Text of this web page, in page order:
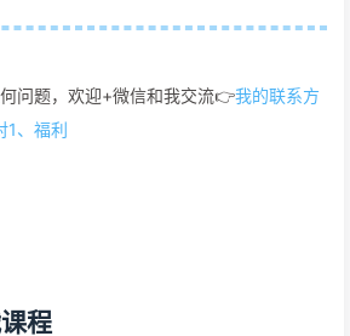
问题，欢迎+微信和我交流👉我的联系方
1、福利